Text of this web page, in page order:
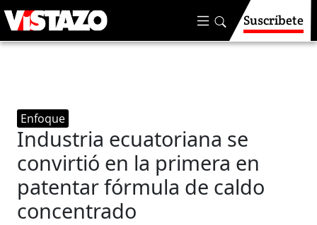
Suscríbete
Enfoque
Industria ecuatoriana se
convirtió en la primera en
patentar fórmula de caldo
concentrado